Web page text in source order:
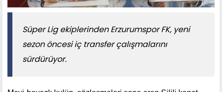
Süper Lig ekiplerinden Erzurumspor FK, yeni
sezon öncesi iç transfer çalışmalarını
sürdürüyor.